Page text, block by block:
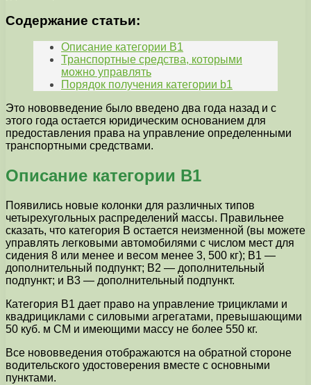
Содержание статьи:
Описание категории B1
Транспортные средства, которыми
можно управлять
Порядок получения категории b1
Это нововведение было введено два года назад и с
этого года остается юридическим основанием для
предоставления права на управление определенными
транспортными средствами.
Описание категории B1
Появились новые колонки для различных типов
четырехугольных распределений массы. Правильнее
сказать, что категория B остается неизменной (вы можете
управлять легковыми автомобилями с числом мест для
сидения 8 или менее и весом менее 3, 500 кг); B1 —
дополнительный подпункт; B2 — дополнительный
подпункт; и B3 — дополнительный подпункт.
Категория B1 дает право на управление трициклами и
квадрициклами с силовыми агрегатами, превышающими
50 куб. м СМ и имеющими массу не более 550 кг.
Все нововведения отображаются на обратной стороне
водительского удостоверения вместе с основными
пунктами.